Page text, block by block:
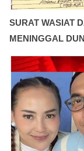
SURAT WASIAT
MENINGGAL